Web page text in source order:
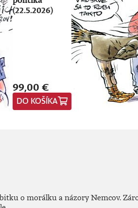
(22.5.2026)
99,00 €
DO KOŠÍKA
o morálku a názory Nemcov.